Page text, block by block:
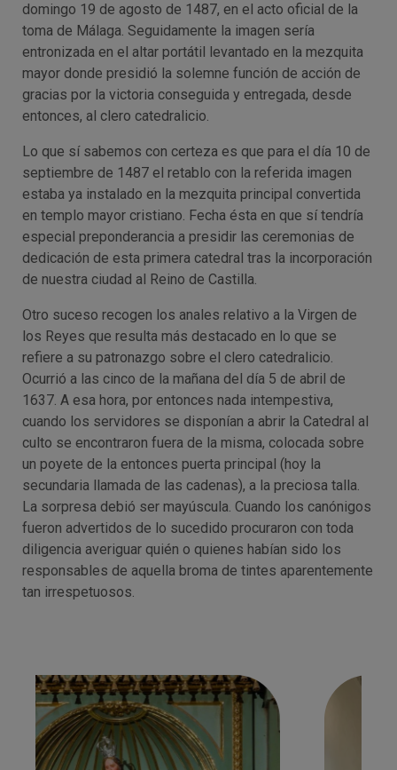
domingo 19 de agosto de 1487, en el acto oficial de la
toma de Málaga. Seguidamente la imagen sería
entronizada en el altar portátil levantado en la mezquita
mayor donde presidió la solemne función de acción de
gracias por la victoria conseguida y entregada, desde
entonces, al clero catedralicio.
Lo que sí sabemos con certeza es que para el día 10 de
septiembre de 1487 el retablo con la referida imagen
estaba ya instalado en la mezquita principal convertida
en templo mayor cristiano. Fecha ésta en que sí tendría
especial preponderancia a presidir las ceremonias de
dedicación de esta primera catedral tras la incorporación
de nuestra ciudad al Reino de Castilla.
Otro suceso recogen los anales relativo a la Virgen de
los Reyes que resulta más destacado en lo que se
refiere a su patronazgo sobre el clero catedralicio.
Ocurrió a las cinco de la mañana del día 5 de abril de
1637. A esa hora, por entonces nada intempestiva,
cuando los servidores se disponían a abrir la Catedral al
culto se encontraron fuera de la misma, colocada sobre
un poyete de la entonces puerta principal (hoy la
secundaria llamada de las cadenas), a la preciosa talla.
La sorpresa debió ser mayúscula. Cuando los canónigos
fueron advertidos de lo sucedido procuraron con toda
diligencia averiguar quién o quienes habían sido los
responsables de aquella broma de tintes aparentemente
tan irrespetuosos.